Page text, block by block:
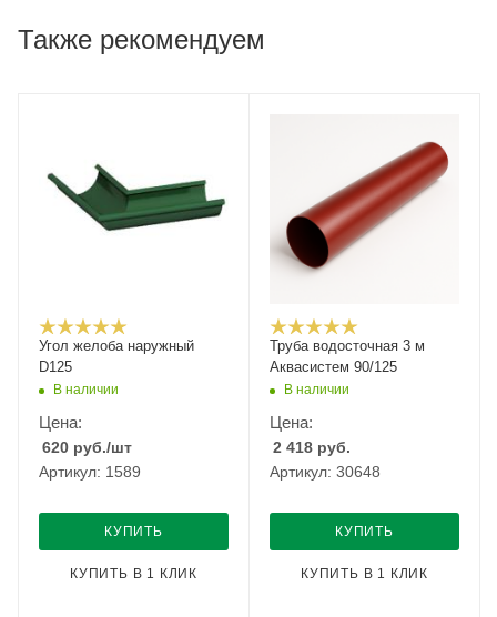
Также рекомендуем
Угол желоба наружный
D125
В наличии
Цена:
620 руб./шт
Артикул: 1589
КУПИТЬ
КУПИТЬ В 1 КЛИК
Труба водосточная 3 м
Аквасистем 90/125
В наличии
Цена:
2 418 руб.
Артикул: 30648
КУПИТЬ
КУПИТЬ В 1 КЛИК